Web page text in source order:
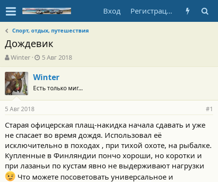
Вход Регистрация
Спорт, отдых, путешествия
Дождевик
А
в
т
о
р
т
е
м
ы
Winter
Д
а
т
а
н
а
а
л
а
5 Авг 2018
Winter
Есть только миг...
5 Авг 2018 #1
Старая офицерская плащ-накидка начала сдавать и уже
не спасает во время дождя. Использовал её
исключительно в походах , при тихой охоте, на рыбалке.
Купленные в Финляндии пончо хороши, но коротки и
при лазаньи по кустам явно не выдерживают нагрузки
Что можете посоветовать универсальное и